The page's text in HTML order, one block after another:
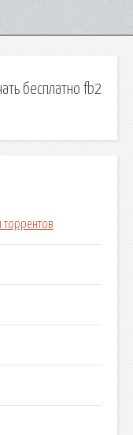
бесплатно fb2
торрентов